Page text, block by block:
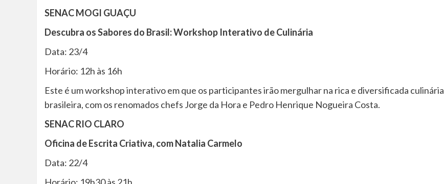
SENAC MOGI GUAÇU
Descubra os Sabores do Brasil: Workshop Interativo de Culinária
Data: 23/4
Horário: 12h às 16h
Este é um workshop interativo em que os participantes irão mergulhar na rica e diversificada culinária
brasileira, com os renomados chefs Jorge da Hora e Pedro Henrique Nogueira Costa.
SENAC RIO CLARO
Oficina de Escrita Criativa, com Natalia Carmelo
Data: 22/4